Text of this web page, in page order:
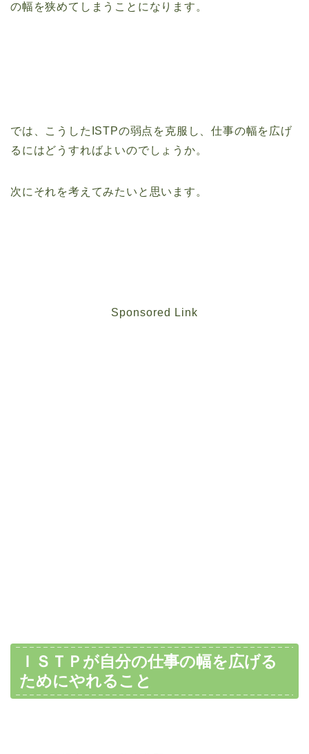
の幅を狭めてしまうことになります。
では、こうしたISTPの弱点を克服し、仕事の幅を広げ
るにはどうすればよいのでしょうか。
次にそれを考えてみたいと思います。
Sponsored Link
ＩＳＴＰが自分の仕事の幅を広げる
ためにやれること